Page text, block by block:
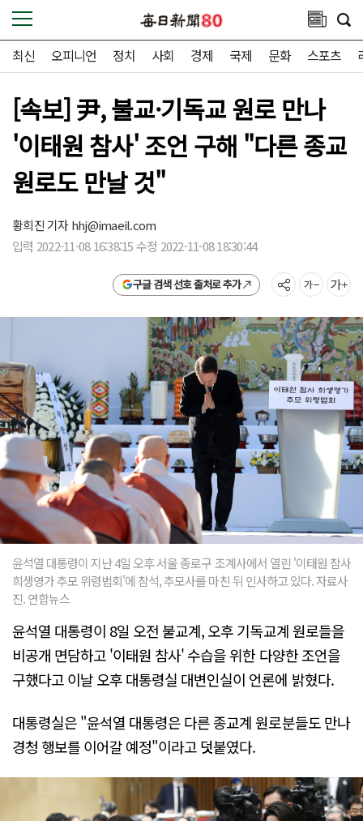
최신 오피니언 정치 사회 경제 국제 문화 스포츠
[속보] 尹, 불교·기독교 원로 만나
'이태원 참사' 조언 구해 "다른 종교
원로도 만날 것"
황희진 기자hhj@imaeil.com
입력 2022-11-08 16:38:15 수정 2022-11-08 18:30:44
구글 검색 선호 출처로 추가
윤석열 대통령이 지난 4일 오후 서울 종로구 조계사에서 열린 '이태원 참사
희생영가 추모 위령법회'에 참석, 추모사를 마친 뒤 인사하고 있다. 자료사
진. 연합뉴스
윤석열 대통령이 8일 오전 불교계, 오후 기독교계 원로들을
비공개 면담하고 '이태원 참사' 수습을 위한 다양한 조언을
구했다고 이날 오후 대통령실 대변인실이 언론에 밝혔다.
대통령실은 "윤석열 대통령은 다른 종교계 원로분들도 만나
경청 행보를 이어갈 예정"이라고 덧붙였다.